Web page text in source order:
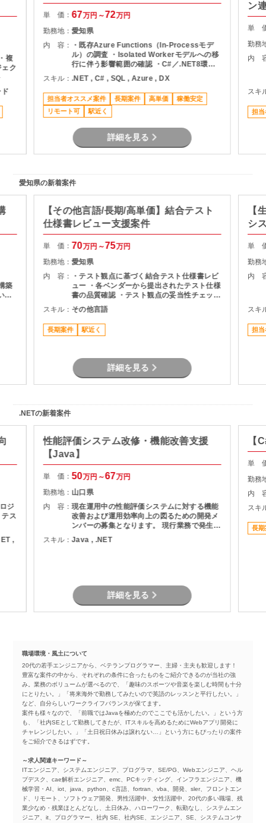
複
ク
単 価：67万円～72万円
勤務地：愛知県
内 容：
・既存Azure Functions（In-Processモデ
ル）の調査 ・Isolated Workerモデルへの移
行に伴う影響範囲の確認 ・C#／.NET8環境
での改修・実装対応 ・Azure SQL（SQL
Server）を用いたデータ参照・更新 ・単体
テスト、APIテストの実施 ・課題整理、不具
合対応、必要に応じたエスカレーション
スキル： .NET , C# , SQL , Azure , DX
担当者オススメ案件 長期案件 高単価
稼働安定
リモート可
駅近く
詳細を見る
ン
単
勤務
内
スキ
担当
愛知県の新着案件
築
た
【その他言語/長期/高単価】結合テスト
仕様書レビュー支援案件
単 価： 70万円～75万円
勤務地：愛知県
内 容：
・テスト観点に基づく結合テスト仕様書レビ
ュー ・各ベンダーから提出されたテスト仕様
書の品質確認 ・テスト観点の妥当性チェック
・指摘事項の整理およびレビュー結果のフィ
ードバック ・プロジェクト関係者との調整・
コミュニケーション
スキル： その他言語
長期案件 駅近く
詳細を見る
【
シ
単
勤務
内
スキ
担当
.NETの新着案件
ジ
ス
,
性能評価システム改修・機能改善支援
【Java】
単 価：50万円～67万円
勤務地： 山口県
内 容：現在運用中の性能評価システムに対する機能
改善および運用効率向上の図るための開発メ
ンバーの募集となります。 現行業務で発生し
ている課題を整理し、機能追加を実現しま
す。
スキル：Java , .NET
詳細を見る
【
単
勤務
内
スキ
長期
職場環境・風土について
20代の若手エンジニアから、ベテランプログラマー、主婦・主夫も歓迎します！
豊富な案件の中から、それぞれの条件に合ったものをご紹介できるのが当社の強
み。業務のボリュームが選べるので、「趣味のスポーツや音楽を楽しむ時間も十分
にとりたい。」「将来海外で勤務してみたいので英語のレッスンと平行したい。」
など、自分らしいワークライフバランスが保てます。
案件も様々なので、「前職ではJavaを極めたのでここでも活かしたい。」という方
も、「社内SEとして勤務してきたが、ITスキルを高めるためにWebアプリ開発に
チャレンジしたい。」「土日祝日休みは譲れない…」という方にもぴったりの案件
をご紹介できるはずです。
～求人関連キーワード～
ITエンジニア、システムエンジニア、プログラマ、SE/PG、Webエンジニア、ヘル
プデスク、cae解析エンジニア、emc、PCキッティング、インフラエンジニア、機
械学習・AI、iot、java、python、c言語、fortran、vba、開発、sler、フロントエン
ド、リモート、ソフトウェア開発、男性活躍中、女性活躍中、20代の多い職場、残
業少なめ・残業ほとんどなし、土日休み、ハローワーク、転勤なし、システムエン
ジニア、it、プログラマー、社内 SE、社内SE、エンジニア、SE、システムコンサ